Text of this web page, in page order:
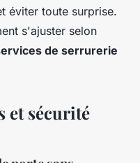
éviter toute surprise.
s'ajuster selon
de serrurerie
et sécurité